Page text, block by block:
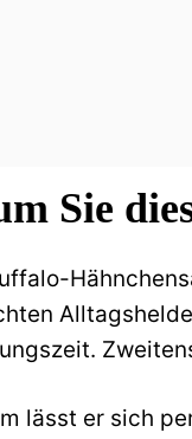
Sie
lässt er sich